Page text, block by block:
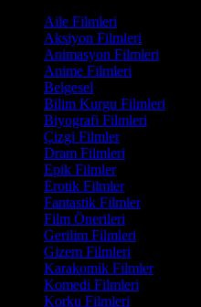
Aile Filmleri
Aksiyon Filmleri
Animasyon Filmleri
Anime Filmleri
Belgesel
Bilim Kurgu Filmleri
Biyografi Filmleri
Çizgi Filmler
Dram Filmleri
Epik Filmler
Erotik Filmler
Fantastik Filmler
Film Önerileri
Gerilim Filmleri
Gizem Filmleri
Karakomik Filmler
Komedi Filmleri
Korku Filmleri